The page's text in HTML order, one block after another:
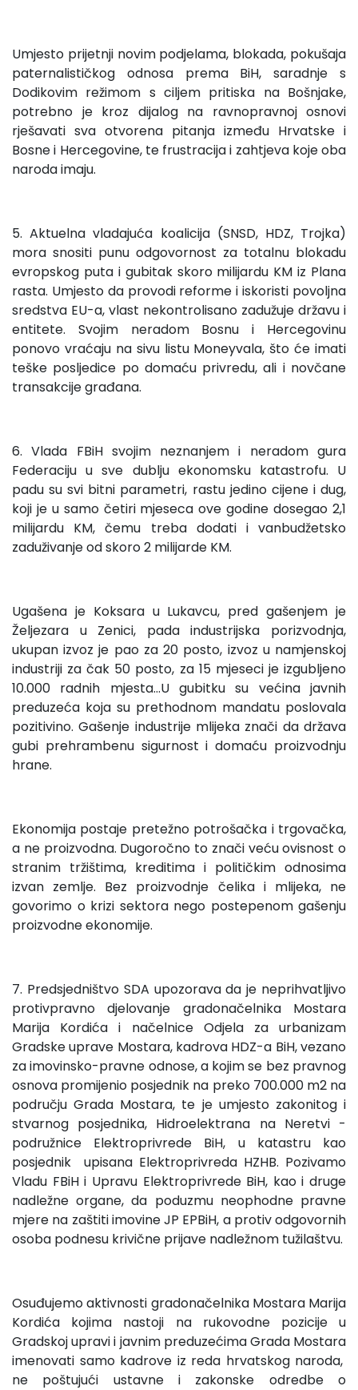
Umjesto prijetnji novim podjelama, blokada, pokušaja
paternalističkog odnosa prema BiH, saradnje s
Dodikovim režimom s ciljem pritiska na Bošnjake,
potrebno je kroz dijalog na ravnopravnoj osnovi
rješavati sva otvorena pitanja između Hrvatske i
Bosne i Hercegovine, te frustracija i zahtjeva koje oba
naroda imaju.
5. Aktuelna vladajuća koalicija (SNSD, HDZ, Trojka)
mora snositi punu odgovornost za totalnu blokadu
evropskog puta i gubitak skoro milijardu KM iz Plana
rasta. Umjesto da provodi reforme i iskoristi povoljna
sredstva EU-a, vlast nekontrolisano zadužuje državu i
entitete. Svojim neradom Bosnu i Hercegovinu
ponovo vraćaju na sivu listu Moneyvala, što će imati
teške posljedice po domaću privredu, ali i novčane
transakcije građana.
6. Vlada FBiH svojim neznanjem i neradom gura
Federaciju u sve dublju ekonomsku katastrofu. U
padu su svi bitni parametri, rastu jedino cijene i dug,
koji je u samo četiri mjeseca ove godine dosegao 2,1
milijardu KM, čemu treba dodati i vanbudžetsko
zaduživanje od skoro 2 milijarde KM.
Ugašena je Koksara u Lukavcu, pred gašenjem je
Željezara u Zenici, pada industrijska porizvodnja,
ukupan izvoz je pao za 20 posto, izvoz u namjenskoj
industriji za čak 50 posto, za 15 mjeseci je izgubljeno
10.000 radnih mjesta...U gubitku su većina javnih
preduzeća koja su prethodnom mandatu poslovala
pozitivino. Gašenje industrije mlijeka znači da država
gubi prehrambenu sigurnost i domaću proizvodnju
hrane.
Ekonomija postaje pretežno potrošačka i trgovačka,
a ne proizvodna. Dugoročno to znači veću ovisnost o
stranim tržištima, kreditima i političkim odnosima
izvan zemlje. Bez proizvodnje čelika i mlijeka, ne
govorimo o krizi sektora nego postepenom gašenju
proizvodne ekonomije.
7. Predsjedništvo SDA upozorava da je neprihvatljivo
protivpravno djelovanje gradonačelnika Mostara
Marija Kordića i načelnice Odjela za urbanizam
Gradske uprave Mostara, kadrova HDZ-a BiH, vezano
za imovinsko-pravne odnose, a kojim se bez pravnog
osnova promijenio posjednik na preko 700.000 m2 na
području Grada Mostara, te je umjesto zakonitog i
stvarnog posjednika, Hidroelektrana na Neretvi -
podružnice Elektroprivrede BiH, u katastru kao
posjednik upisana Elektroprivreda HZHB. Pozivamo
Vladu FBiH i Upravu Elektroprivrede BiH, kao i druge
nadležne organe, da poduzmu neophodne pravne
mjere na zaštiti imovine JP EPBiH, a protiv odgovornih
osoba podnesu krivične prijave nadležnom tužilaštvu.
Osuđujemo aktivnosti gradonačelnika Mostara Marija
Kordića kojima nastoji na rukovodne pozicije u
Gradskoj upravi i javnim preduzećima Grada Mostara
imenovati samo kadrove iz reda hrvatskog naroda,
ne poštujući ustavne i zakonske odredbe o